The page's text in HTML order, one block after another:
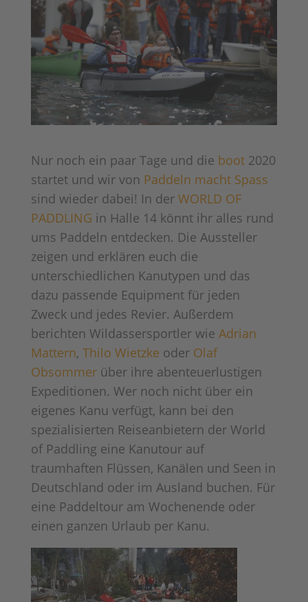
Nur noch ein paar Tage und die boot2020
startet und wir von Paddeln macht Spass
sind wieder dabei! In der WORLD OF
PADDLING in Halle 14 könnt ihr alles rund
ums Paddeln entdecken. Die Aussteller
zeigen und erklären euch die
unterschiedlichen Kanutypen und das
dazu passende Equipment für jeden
Zweck und jedes Revier. Außerdem
berichten Wildassersportler wie Adrian
Mattern, Thilo Wietzke oder Olaf
Obsommerüber ihre abenteuerlustigen
Expeditionen. Wer noch nicht über ein
eigenes Kanu verfügt, kann bei den
spezialisierten Reiseanbietern der World
of Paddling eine Kanutour auf
traumhaften Flüssen, Kanälen und Seen in
Deutschland oder im Ausland buchen. Für
eine Paddeltour am Wochenende oder
einen ganzen Urlaub per Kanu.